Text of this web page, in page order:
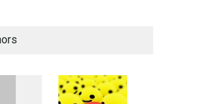
ianuarie 2, 2026